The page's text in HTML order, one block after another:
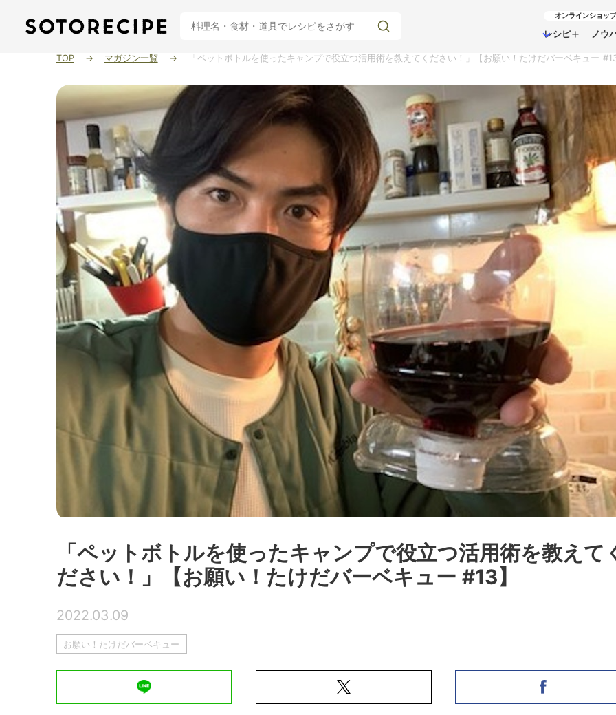
オンラインショップ
レシピ ノウ
TOP マガジン一覧 「ペットボトルを使ったキャンプで役立つ活用術を教えてください！」【お願い！たけだバーベキュー
「ペットボトルを使ったキャンプで役立つ活用術を教えて
ださい！」【お願い！たけだバーベキュー #13】
2022.03.09
お願い！たけだバーベキュー